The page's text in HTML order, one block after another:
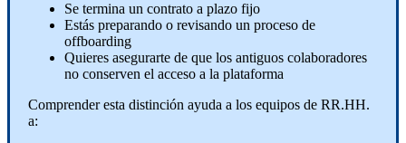
Se termina un contrato a plazo fijo
Estás preparando o revisando un proceso de
offboarding
Quieres asegurarte de que los antiguos colaboradores
no conserven el acceso a la plataforma
Comprender esta distinción ayuda a los equipos de RR.HH.
a: